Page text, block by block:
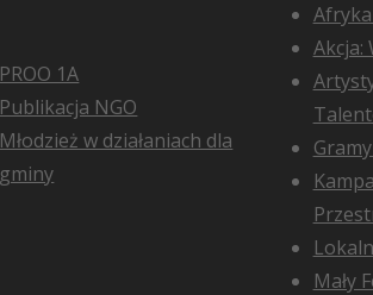
PROO 1A
Publikacja NGO
Młodzież w działaniach dla
gminy
Mały